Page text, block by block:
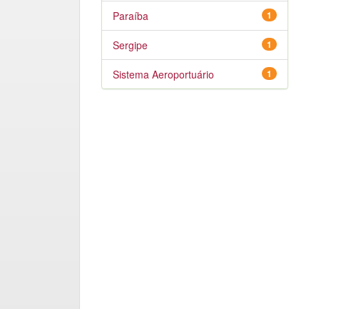
1
Paraíba
1
Sergipe
1
Sistema Aeroportuário